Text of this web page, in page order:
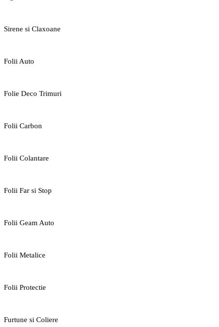
Sirene si Claxoane
Folii Auto
Folie Deco Trimuri
Folii Carbon
Folii Colantare
Folii Far si Stop
Folii Geam Auto
Folii Metalice
Folii Protectie
Furtune si Coliere